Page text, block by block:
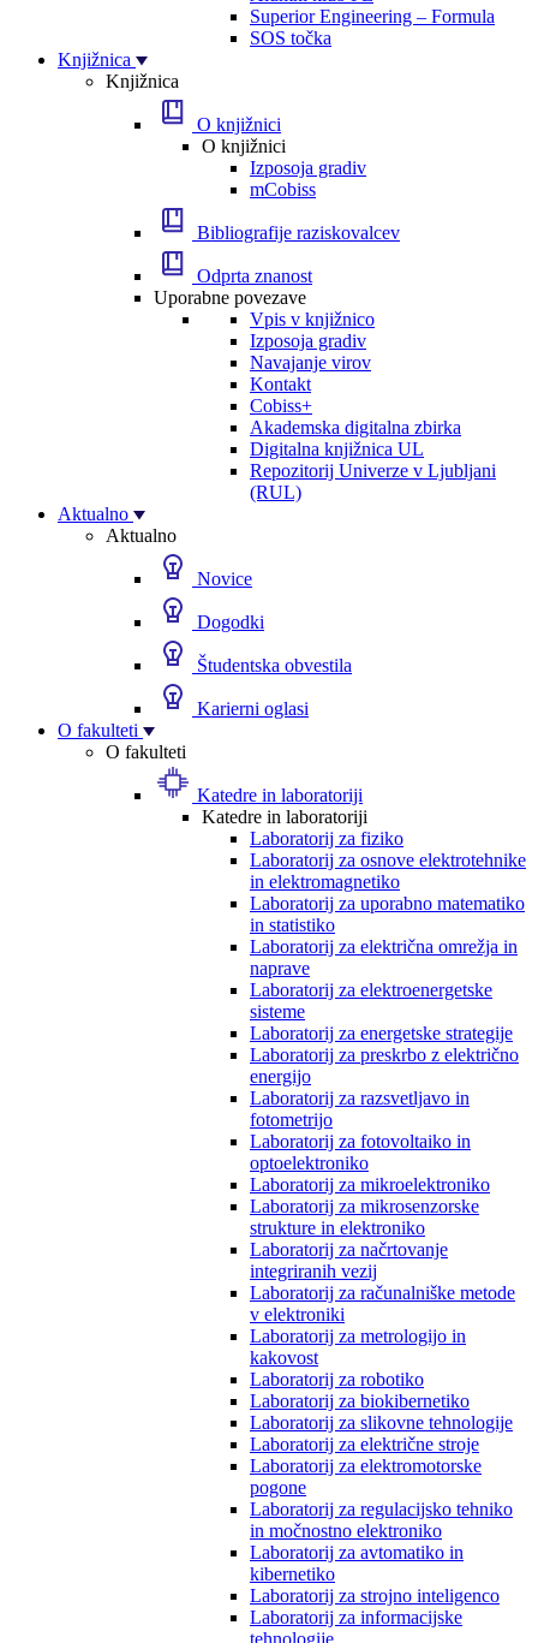
Superior Engineering – Formula
SOS točka
Knjižnica
Knjižnica
O knjižnici
O knjižnici
Izposoja gradiv
mCobiss
Bibliografije raziskovalcev
Odprta znanost
Uporabne povezave
Vpis v knjižnico
Izposoja gradiv
Navajanje virov
Kontakt
Cobiss+
Akademska digitalna zbirka
Digitalna knjižnica UL
Repozitorij Univerze v Ljubljani
(RUL)
Aktualno
Aktualno
Novice
Dogodki
Študentska obvestila
Karierni oglasi
O fakulteti
O fakulteti
Katedre in laboratoriji
Katedre in laboratoriji
Laboratorij za fiziko
Laboratorij za osnove elektrotehnike
in elektromagnetiko
Laboratorij za uporabno matematiko
in statistiko
Laboratorij za električna omrežja in
naprave
Laboratorij za elektroenergetske
sisteme
Laboratorij za energetske strategije
Laboratorij za preskrbo z električno
energijo
Laboratorij za razsvetljavo in
fotometrijo
Laboratorij za fotovoltaiko in
optoelektroniko
Laboratorij za mikroelektroniko
Laboratorij za mikrosenzorske
strukture in elektroniko
Laboratorij za načrtovanje
integriranih vezij
Laboratorij za računalniške metode
v elektroniki
Laboratorij za metrologijo in
kakovost
Laboratorij za robotiko
Laboratorij za biokibernetiko
Laboratorij za slikovne tehnologije
Laboratorij za električne stroje
Laboratorij za elektromotorske
pogone
Laboratorij za regulacijsko tehniko
in močnostno elektroniko
Laboratorij za avtomatiko in
kibernetiko
Laboratorij za strojno inteligenco
Laboratorij za informacijske
tehnologije